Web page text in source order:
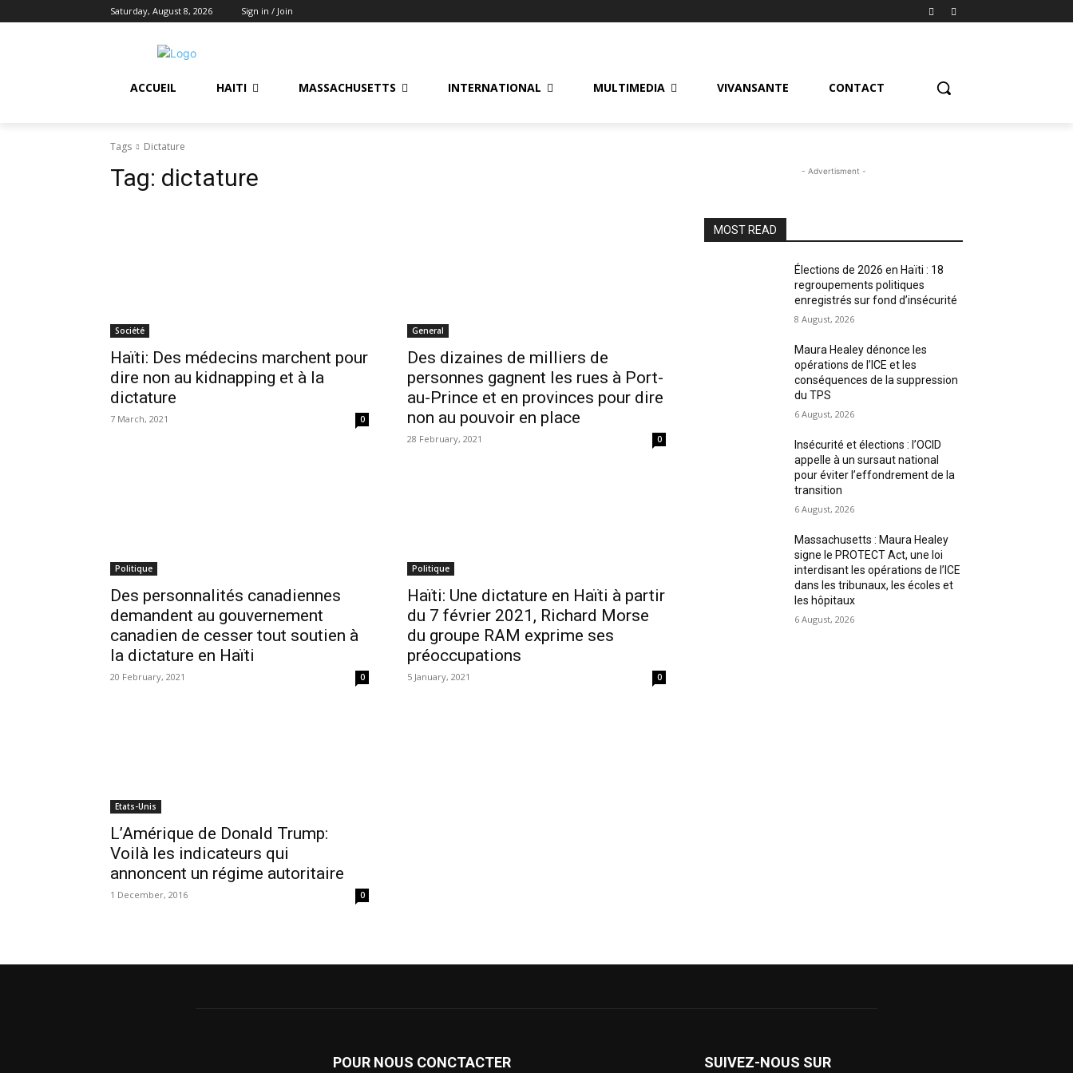
Saturday, August 8, 2026 Sign in / Join
ACCUEIL HAITI MASSACHUSETTS INTERNATIONAL MULTIMEDIA VIVANSANTE CONTACT
Tags Dictature
Tag: dictature
Société
Haïti: Des médecins marchent pour
dire non au kidnapping et à la
dictature
7 March, 2021 0
General
Des dizaines de milliers de
personnes gagnent les rues à Port-
au-Prince et en provinces pour dire
non au pouvoir en place
28 February, 2021 0
Politique
Des personnalités canadiennes
demandent au gouvernement
canadien de cesser tout soutien à
la dictature en Haïti
20 February, 2021 0
Politique
Haïti: Une dictature en Haïti à partir
du 7 février 2021, Richard Morse
du groupe RAM exprime ses
préoccupations
5 January, 2021 0
Etats-Unis
L’Amérique de Donald Trump:
Voilà les indicateurs qui
annoncent un régime autoritaire
1 December, 2016 0
- Advertisment -
MOST READ
Élections de 2026 en Haïti : 18
regroupements politiques
enregistrés sur fond d’insécurité
8 August, 2026
Maura Healey dénonce les
opérations de l’ICE et les
conséquences de la suppression
du TPS
6 August, 2026
Insécurité et élections : l’OCID
appelle à un sursaut national
pour éviter l’effondrement de la
transition
6 August, 2026
Massachusetts : Maura Healey
signe le PROTECT Act, une loi
interdisant les opérations de l’ICE
dans les tribunaux, les écoles et
les hôpitaux
6 August, 2026
POUR NOUS CONCTACTER SUIVEZ-NOUS SUR